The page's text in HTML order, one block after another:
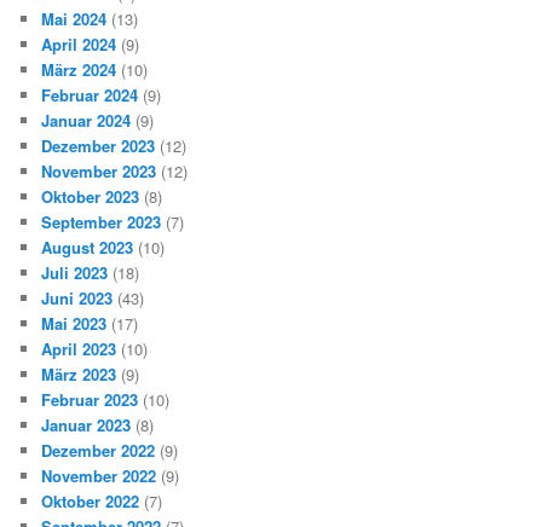
Mai 2024 (13)
April 2024 (9)
März 2024 (10)
Februar 2024 (9)
Januar 2024 (9)
Dezember 2023 (12)
November 2023 (12)
Oktober 2023 (8)
September 2023 (7)
August 2023 (10)
Juli 2023 (18)
Juni 2023 (43)
Mai 2023 (17)
April 2023 (10)
März 2023 (9)
Februar 2023 (10)
Januar 2023 (8)
Dezember 2022 (9)
November 2022 (9)
Oktober 2022 (7)